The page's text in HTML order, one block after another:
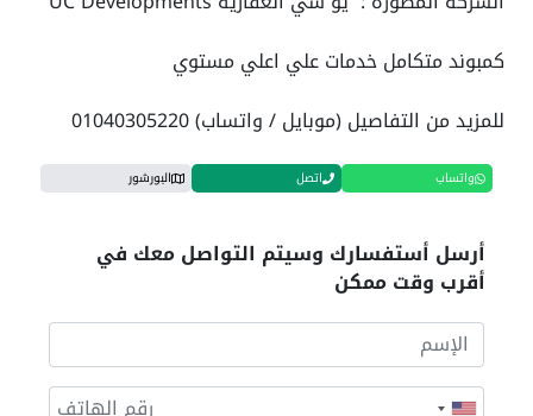
كمبوند متكامل خدمات علي اعلي مستوي
للمزيد من التفاصيل (موبايل / واتساب) 01040305220
واتساب اتصل البورشور
أرسل أستفسارك وسيتم التواصل معك في
أقرب وقت ممكن